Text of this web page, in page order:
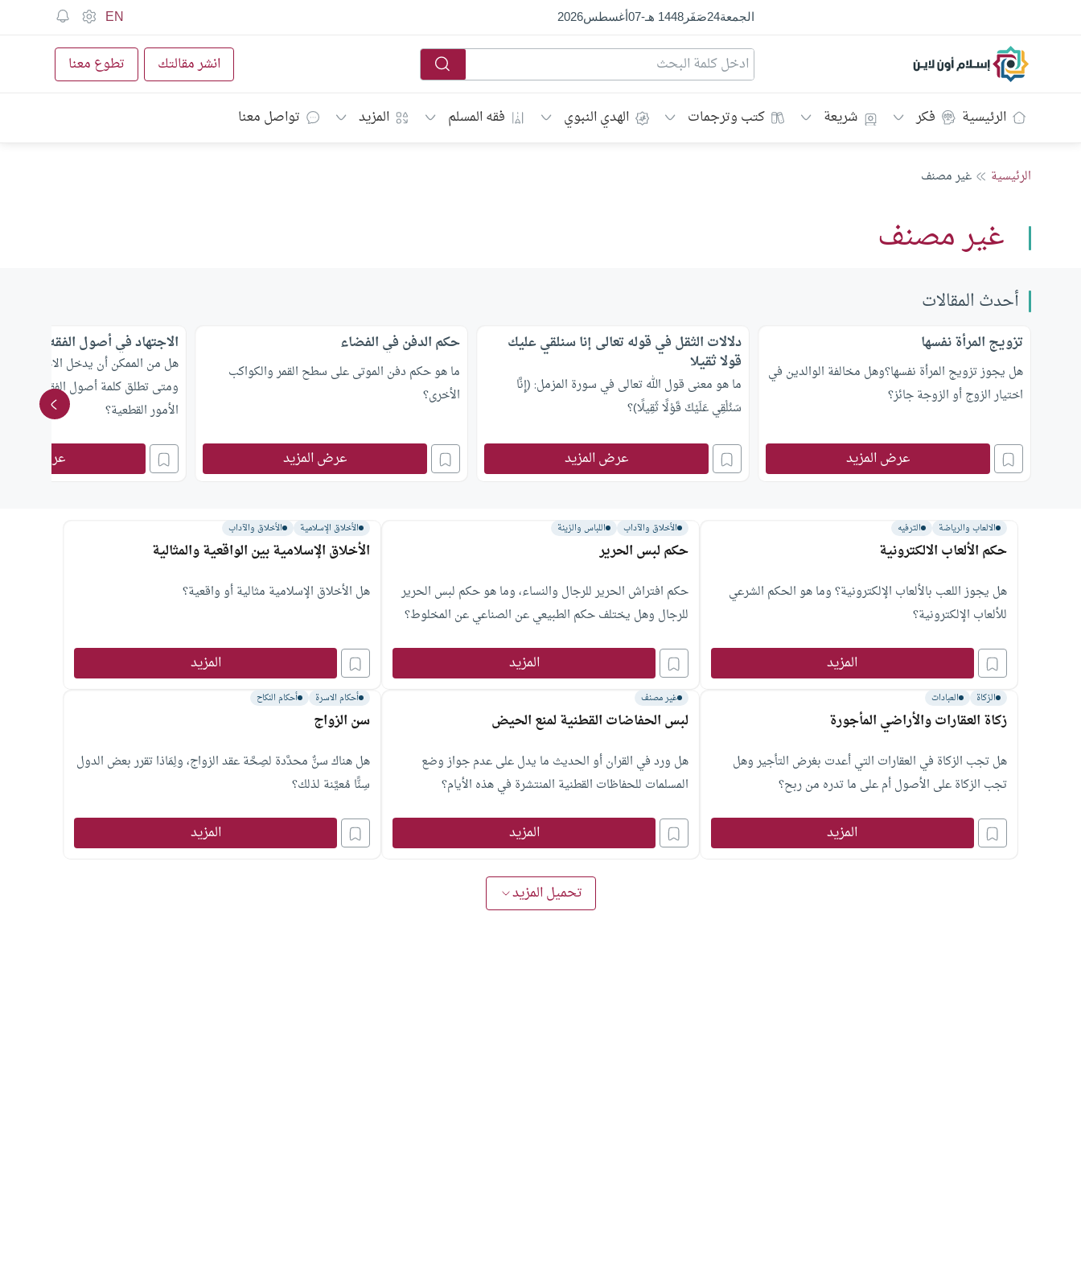
الجمعة24صَفَر1448 هـ -
07أغسطس2026
EN
إسلام أون لاين انشر مقالتك تطوع معنا
الرئيسية فكر شريعة كتب وترجمات الهدي النبوي فقه المسلم المزيد تواصل معنا
الرئيسية غير مصنف
غير مصنف
أحدث المقالات
تزويج المرأة نفسها
هل يجوز تزويج المرأة نفسها؟وهل مخالفة الوالدين في
اختيار الزوج أو الزوجة جائز؟
عرض المزيد
دلالات الثقل في قوله تعالى إنا سنلقي عليك
قولا ثقيلا
ما هو معنى قول الله تعالى في سورة المزمل: (إِنَّا
سَنُلْقِي عَلَيْكَ قَوْلًا ثَقِيلًا)؟
عرض المزيد
حكم الدفن في الفضاء
ما هو حكم دفن الموتى على سطح القمر والكواكب
الأخرى؟
عرض المزيد
الاجتهاد في أصول الفقه
هل من الممكن أن يدخل الاجتهاد
ومتى تطلق كلمة أصول الفقه؟وما هو
الأمور القطعية؟
عرض المزيد
الالعاب والرياضة الترفيه
حكم الألعاب الالكترونية
هل يجوز اللعب بالألعاب الإلكترونية؟ وما هو الحكم الشرعي
للألعاب الإلكترونية؟
المزيد
الأخلاق والآداب اللباس والزينة
حكم لبس الحرير
حكم افتراش الحرير للرجال والنساء، وما هو حكم لبس الحرير
للرجال وهل يختلف حكم الطبيعي عن الصناعي عن المخلوط؟
المزيد
الأخلاق الإسلامية الأخلاق والآداب
الأخلاق الإسلامية بين الواقعية والمثالية
هل الأخلاق الإسلامية مثالية أو واقعية؟
المزيد
الزكاة العبادات
زكاة العقارات والأراضي المأجورة
هل تجب الزكاة في العقارات التي أعدت بغرض التأجير وهل
تجب الزكاة على الأصول أم على ما تدره من ربح؟
المزيد
غير مصنف
لبس الحفاضات القطنية لمنع الحيض
هل ورد في القران أو الحديث ما يدل على عدم جواز وضع
المسلمات للحفاظات القطنية المنتشرة في هذه الأيام؟
المزيد
أحكام الاسرة أحكام النكاح
سن الزواج
هل هناك سنٌّ محدَّدة لصِحَّة عقد الزواج، ولِمَاذا تقرر بعض الدول
سِنًّا مُعيَّنة لذلك؟
المزيد
تحميل المزيد